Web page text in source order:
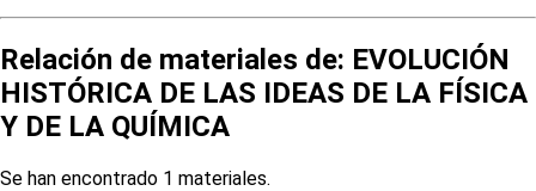
Relación de materiales de: EVOLUCIÓN
HISTÓRICA DE LAS IDEAS DE LA FÍSICA
Y DE LA QUÍMICA
Se han encontrado 1 materiales.